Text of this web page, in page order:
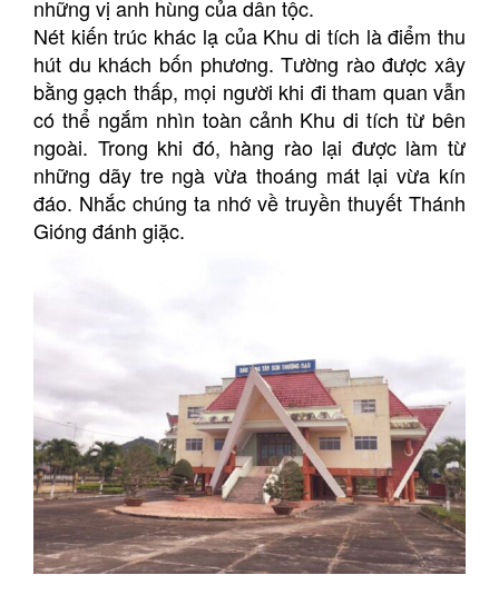
những vị anh hùng của dân tộc.
Nét kiến trúc khác lạ của Khu di tích là điểm thu
hút du khách bốn phương. Tường rào được xây
bằng gạch thấp, mọi người khi đi tham quan vẫn
có thể ngắm nhìn toàn cảnh Khu di tích từ bên
ngoài. Trong khi đó, hàng rào lại được làm từ
những dãy tre ngà vừa thoáng mát lại vừa kín
đáo. Nhắc chúng ta nhớ về truyền thuyết Thánh
Gióng đánh giặc.